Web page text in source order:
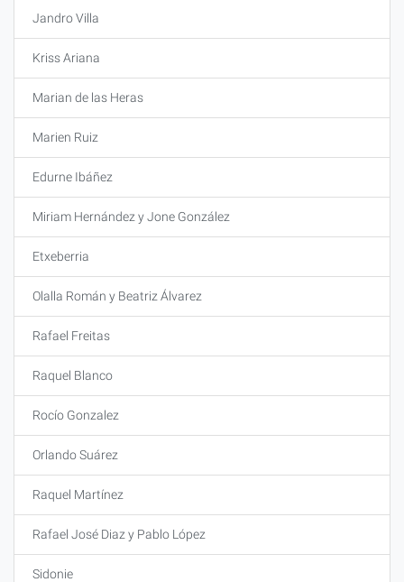
Jandro Villa
Kriss Ariana
Marian de las Heras
Marien Ruiz
Edurne Ibáñez
Miriam Hernández y Jone González
Etxeberria
Olalla Román y Beatriz Álvarez
Rafael Freitas
Raquel Blanco
Rocío Gonzalez
Orlando Suárez
Raquel Martínez
Rafael José Diaz y Pablo López
Sidonie